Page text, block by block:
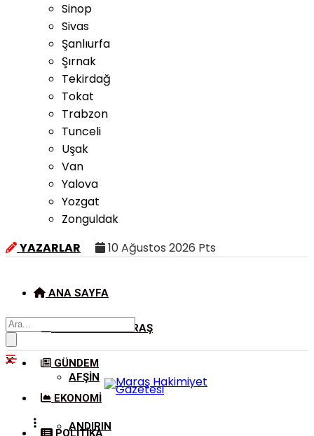
Sinop
Sivas
Şanlıurfa
Şırnak
Tekirdağ
Tokat
Trabzon
Tunceli
Uşak
Van
Yalova
Yozgat
Zonguldak
YAZARLAR
10 Ağustos 2026 Pts
ANA SAYFA
KAHRAMANMARAŞ
AFŞIN
ANDIRIN
GÜNDEM
EKONOMI
POLITIKA